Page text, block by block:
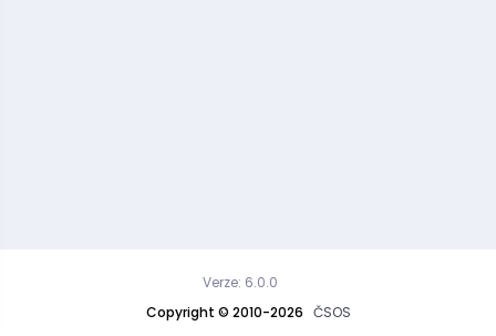
Copyright © 2010-2026 ČSOS
Verze: 6.0.0